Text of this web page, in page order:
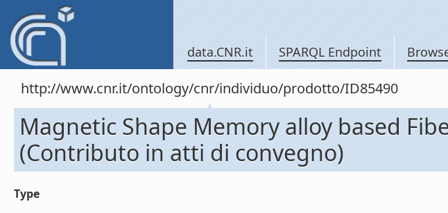
data.CNR.it SPARQL Endpoint
http://www.cnr.it/ontology/cnr/individuo/prodotto/ID85490
Magnetic Shape Memory alloy based
(Contributo in atti di convegno)
Type